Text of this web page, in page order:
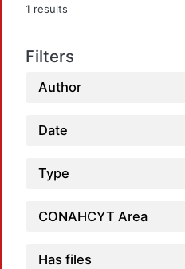
1 results
Filters
Author
Date
Type
CONAHCYT Area
Has files